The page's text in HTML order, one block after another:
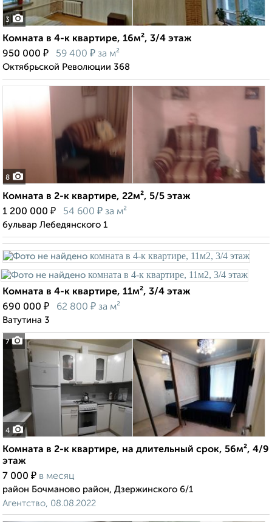
3
Комната в 4-к квартире, 16м², 3/4 этаж
950 000 ₽ 59 400 ₽ за м²
Октябрьской Революции 368
8
Комната в 2-к квартире, 22м², 5/5 этаж
1 200 000 ₽ 54 600 ₽ за м²
бульвар Лебедянского 1
7
Комната в 4-к квартире, 11м², 3/4 этаж
690 000 ₽ 62 800 ₽ за м²
Ватутина 3
4
Комната в 2-к квартире, на длительный срок, 56м², 4/9
этаж
7 000 ₽ в месяц
район Бочманово район, Дзержинского 6/1
Агентство, 08.08.2022